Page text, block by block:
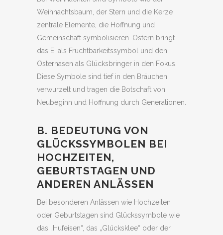
Weihnachtsbaum, der Stern und die Kerze
zentrale Elemente, die Hoffnung und
Gemeinschaft symbolisieren. Ostern bringt
das Ei als Fruchtbarkeitssymbol und den
Osterhasen als Glücksbringer in den Fokus.
Diese Symbole sind tief in den Bräuchen
verwurzelt und tragen die Botschaft von
Neubeginn und Hoffnung durch Generationen.
B. BEDEUTUNG VON
GLÜCKSSYMBOLEN BEI
HOCHZEITEN,
GEBURTSTAGEN UND
ANDEREN ANLÄSSEN
Bei besonderen Anlässen wie Hochzeiten
oder Geburtstagen sind Glückssymbole wie
das „Hufeisen“, das „Glücksklee“ oder der